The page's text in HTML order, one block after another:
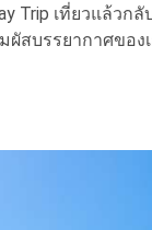
Trip เที่ยวแล้ว
สบรรยากาศของ